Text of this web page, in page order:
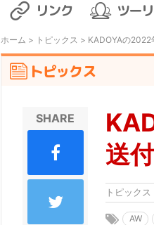
リンク
ツー
ホーム > トピックス > KADOYAの2022
トピックス
送
トピックス
AW
SHARE